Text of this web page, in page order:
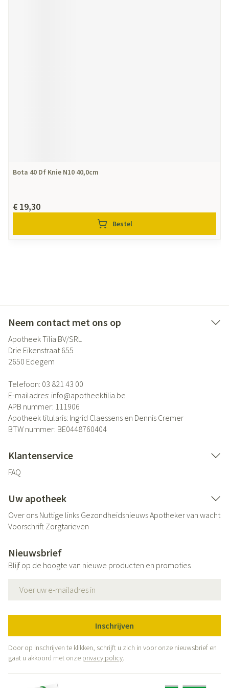
Bota 40 Df Knie N10 40,0cm
€ 19,30
Bestel
Neem contact met ons op
Apotheek Tilia BV/SRL
Drie Eikenstraat 655
2650 Edegem
Telefoon: 03 821 43 00
E-mailadres: info@apotheektilia.be
APB nummer: 111906
Apotheek titularis: Ingrid Claessens en Dennis Cremer
BTW nummer: BE0448760404
Klantenservice
FAQ
Uw apotheek
Over ons Nuttige links GezondheidsnieuwsApotheker van wacht
Voorschrift Zorgtarieven
Nieuwsbrief
Blijf op de hoogte van nieuwe producten en promoties
Inschrijven
Door op inschrijven te klikken, schrijft u zich in voor onze nieuwsbrief en
gaat u akkoord met onze privacy policy.